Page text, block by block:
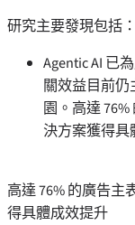
研究主要發現包括：
Agentic AI 已
關效益目前
園。高達
決方案獲得具
高達 76% 的廣告主
得具體成效提升